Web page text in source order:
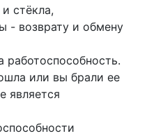
стёкла,
- возврату и обмену
работоспособность.
или вы брали ее
является